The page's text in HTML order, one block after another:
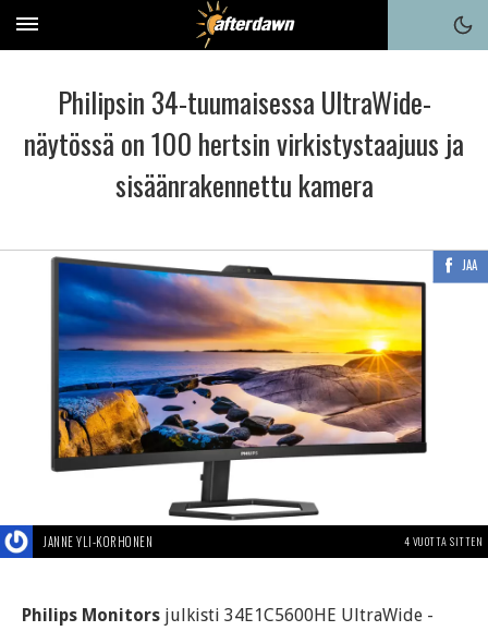
Philipsin 34-tuumaisessa UltraWide-
näytössä on 100 hertsin virkistystaajuus ja
sisäänrakennettu kamera
JAA
JANNE YLI-KORHONEN 4 VUOTTA SITTEN
Philips Monitors julkisti 34E1C5600HE UltraWide -